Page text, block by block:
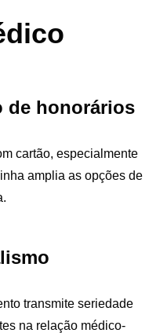
de honorários
cartão, especialmente
amplia as opções de
transmite seriedade
na relação médico-